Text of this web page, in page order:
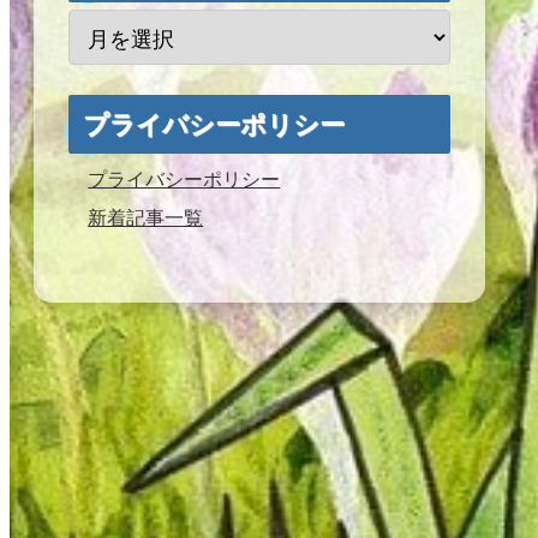
プライバシーポリシー
プライバシーポリシー
新着記事一覧